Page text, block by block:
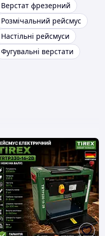
Верстат фрезерний
Розмічальний рейсмус
Настільні рейсмуси
Фугувальні верстати